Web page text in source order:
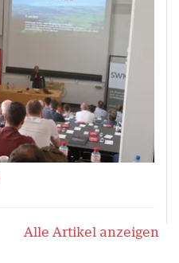
Alle Artikel anzeigen